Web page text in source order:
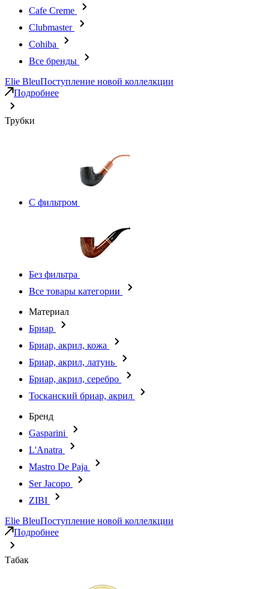
Cafe Creme
Clubmaster
Cohiba
Все бренды
Elie BleuПоступление новой коллелкции
Подробнее
Трубки
С фильтром
Без фильтра
Все товары категории
Материал
Бриар
Бриар, акрил, кожа
Бриар, акрил, латунь
Бриар, акрил, серебро
Тосканский бриар, акрил
Бренд
Gasparini
L'Anatra
Mastro De Paja
Ser Jacopo
ZIBI
Elie BleuПоступление новой коллелкции
Подробнее
Табак